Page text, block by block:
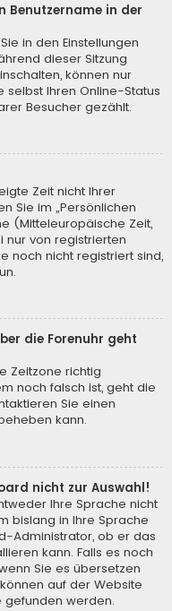
Benutzername in der
in den Einstellungen
dieser Sitzung
können nur
selbst Ihren Online-Status
Besucher gezählt.
Zeit nicht Ihrer
Sie im „Persönlichen
(Mitteleuropäische Zeit,
nur von registrierten
noch nicht registriert sind,
die Forenuhr geht
Zeitzone richtig
noch falsch ist, geht die
Sie einen
kann.
nicht zur Auswahl!
Ihre Sprache nicht
bislang in Ihre Sprache
Administrator, ob er das
kann. Falls es noch
Sie es übersetzen
auf der Website
gefunden werden.